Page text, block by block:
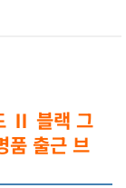
Ⅱ 블랙 그
품 출근 브